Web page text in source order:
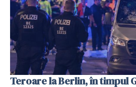
Teroare la Berlin, în timpul